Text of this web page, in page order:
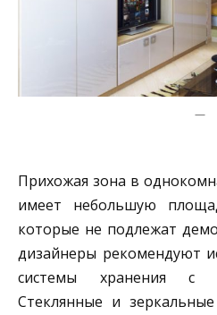
—
Прихожая зона в
имеет небольшую
которые не подлежат
дизайнеры рекомендуют
системы хранения с
Стеклянные и